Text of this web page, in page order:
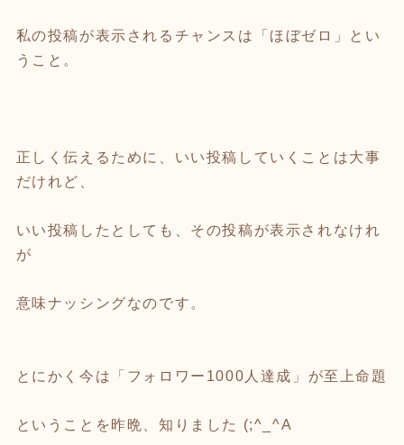
私の投稿が表示されるチャンスは「ほぼゼロ」とい
うこと。
正しく伝えるために、いい投稿していくことは大事
だけれど、
いい投稿したとしても、その投稿が表示されなけれ
が
意味ナッシングなのです。
とにかく今は「フォロワー1000人達成」が至上命題
ということを昨晩、知りました (;^_^A